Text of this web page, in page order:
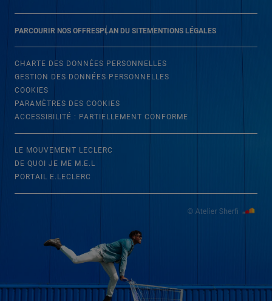
PARCOURIR NOS OFFRESPLAN DU SITEMENTIONS LÉGALES
CHARTE DES DONNÉES PERSONNELLES
GESTION DES DONNÉES PERSONNELLES
COOKIES
PARAMÈTRES DES COOKIES
ACCESSIBILITÉ : PARTIELLEMENT CONFORME
LE MOUVEMENT LECLERC
DE QUOI JE ME M.E.L
PORTAIL E.LECLERC